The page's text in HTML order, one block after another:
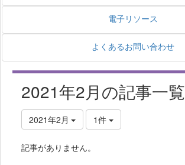
電子リソース
よくあるお問い合わせ
2021年2月の記事一覧
2021年2月 1件
記事がありません。